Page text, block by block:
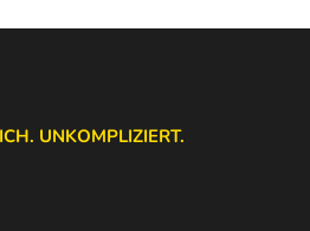
UNKOMPLIZIERT.